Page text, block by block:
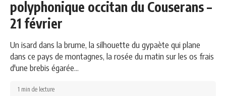
polyphonique occitan du Couserans –
21 février
Un isard dans la brume, la silhouette du gypaète qui plane
dans ce pays de montagnes, la rosée du matin sur les os frais
d'une brebis égarée...
1 min de lecture